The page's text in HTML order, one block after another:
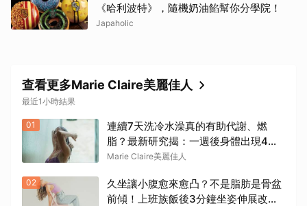
《哈利波特》，隨機奶油餡幫你分學院！
Japaholic
查看更多Marie Claire美麗佳人
最近1小時結果
01
連續7天洗冷水澡真的有助代謝、燃
脂？最新研究揭：一週後身體出現4個
變化
Marie Claire美麗佳人
02
久坐讓小腹愈來愈凸？不是脂肪是骨盆
前傾！上班族飯後3分鐘坐姿伸展改善